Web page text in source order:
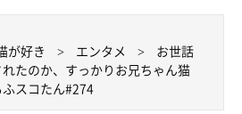
が好き エンタメ
お世話
たのか、すっかりお兄ちゃん猫
スコたん#274